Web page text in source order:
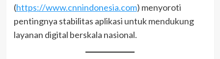
(https://www.cnnindonesia.com) menyoroti
pentingnya stabilitas aplikasi untuk mendukung
layanan digital berskala nasional.